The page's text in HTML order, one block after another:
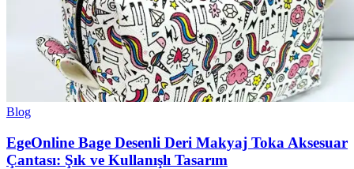
Blog
EgeOnline Bage Desenli Deri Makyaj Toka Aksesuar
Çantası: Şık ve Kullanışlı Tasarım